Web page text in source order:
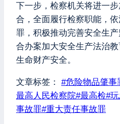
下一步，检察机关将进一
合，全面履行检察职能，
罪，积极推动完善安全生
合办案加大安全生产法治
生命财产安全。
文章标签： #危险物品肇事
最高人民检察院#最高检#
事故罪#重大责任事故罪